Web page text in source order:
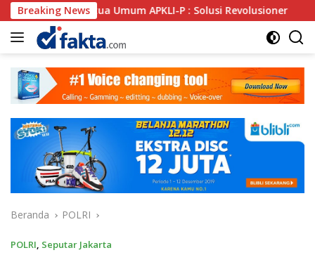
Langsung
ke
konten
Breaking News
Umum APKLI-P : Solusi Revolusioner Oknum
Beranda POLRI
POLRI, Seputar Jakarta